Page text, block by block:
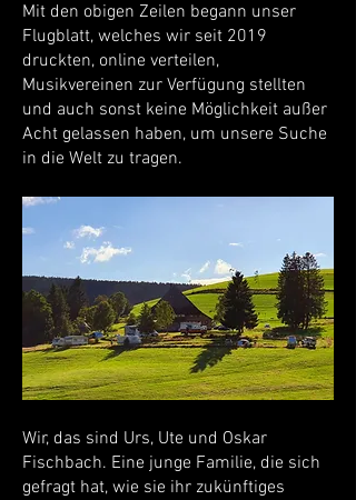
Mit den obigen Zeilen begann unser
Flugblatt, welches wir seit 2019
druckten, online verteilen,
Musikvereinen zur Verfügung stellten
und auch sonst keine Möglichkeit außer
Acht gelassen haben, um unsere Suche
in die Welt zu tragen.
Wir, das sind Urs, Ute und Oskar
Fischbach. Eine junge Familie, die sich
gefragt hat, wie sie ihr zukünftiges